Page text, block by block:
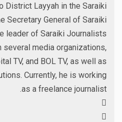
District Layyah in the Saraiki
Secretary General of Saraiki
leader of Saraiki Journalists
several media organizations,
TV, and BOL TV, as well as
Currently, he is working
as a freelance journalist.